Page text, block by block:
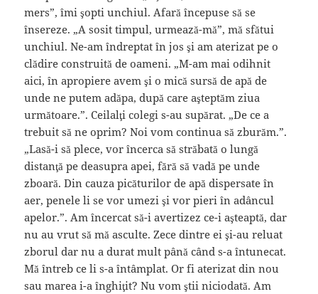
mers”, îmi şopti unchiul. Afară începuse să se
însereze. „A sosit timpul, urmează-mă”, mă sfătui
unchiul. Ne-am îndreptat în jos şi am aterizat pe o
clădire construită de oameni. „M-am mai odihnit
aici, în apropiere avem şi o mică sursă de apă de
unde ne putem adăpa, după care aşteptăm ziua
următoare.”. Ceilalţi colegi s-au supărat. „De ce a
trebuit să ne oprim? Noi vom continua să zburăm.”.
„Lasă-i să plece, vor încerca să străbată o lungă
distanţă pe deasupra apei, fără să vadă pe unde
zboară. Din cauza picăturilor de apă dispersate în
aer, penele li se vor umezi şi vor pieri în adâncul
apelor.”. Am încercat să-i avertizez ce-i aşteaptă, dar
nu au vrut să mă asculte. Zece dintre ei şi-au reluat
zborul dar nu a durat mult până când s-a întunecat.
Mă întreb ce li s-a întâmplat. Or fi aterizat din nou
sau marea i-a înghiţit? Nu vom ştii niciodată. Am